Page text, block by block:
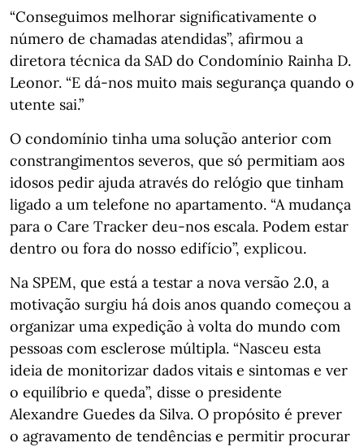
“Conseguimos melhorar significativamente o
número de chamadas atendidas”, afirmou a
diretora técnica da SAD do Condomínio Rainha D.
Leonor. “E dá-nos muito mais segurança quando o
utente sai.”
O condomínio tinha uma solução anterior com
constrangimentos severos, que só permitiam aos
idosos pedir ajuda através do relógio que tinham
ligado a um telefone no apartamento. “A mudança
para o Care Tracker deu-nos escala. Podem estar
dentro ou fora do nosso edifício”, explicou.
Na SPEM, que está a testar a nova versão 2.0, a
motivação surgiu há dois anos quando começou a
organizar uma expedição à volta do mundo com
pessoas com esclerose múltipla. “Nasceu esta
ideia de monitorizar dados vitais e sintomas e ver
o equilíbrio e queda”, disse o presidente
Alexandre Guedes da Silva. O propósito é prever
o agravamento de tendências e permitir procurar